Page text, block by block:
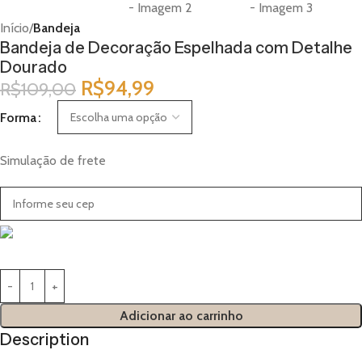
Início Bandeja
Bandeja de Decoração Espelhada com Detalhe
Dourado
R$109,00 R$94,99
Forma
Simulação de frete
Adicionar ao carrinho
Description